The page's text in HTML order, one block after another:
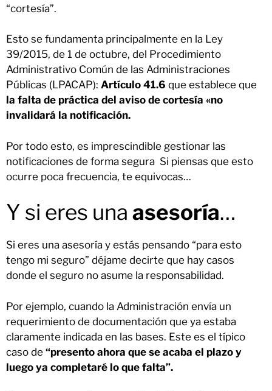
“cortesía”.
Esto se fundamenta principalmente en la Ley
39/2015, de 1 de octubre, del Procedimiento
Administrativo Común de las Administraciones
Públicas (LPACAP): Artículo 41.6 que establece que
la falta de práctica del aviso de cortesía «no
invalidará la notificación.
Por todo esto, es imprescindible gestionar las
notificaciones de forma segura Si piensas que esto
ocurre poca frecuencia, te equivocas…
Y si eres una asesoría…
Si eres una asesoría y estás pensando “para esto
tengo mi seguro” déjame decirte que hay casos
donde el seguro no asume la responsabilidad.
Por ejemplo, cuando la Administración envía un
requerimiento de documentación que ya estaba
claramente indicada en las bases. Este es el típico
caso de “presento ahora que se acaba el plazo y
luego ya completaré lo que falta”.